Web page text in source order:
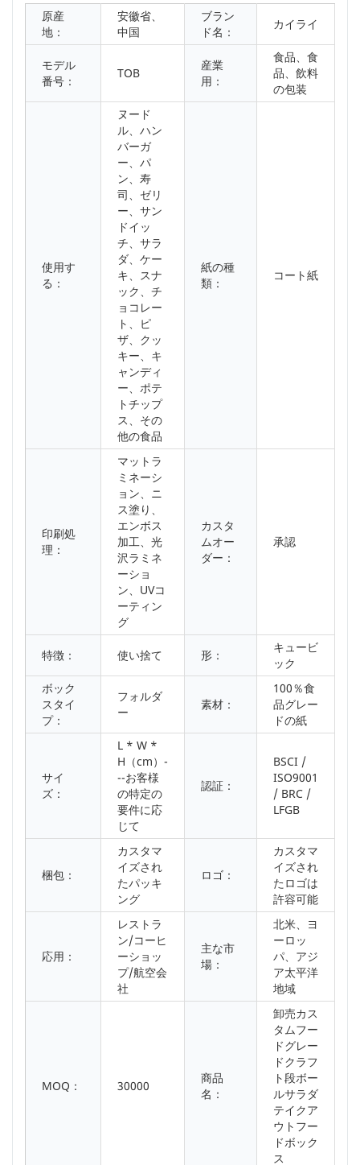
原産
地：
安徽省、
中国
ブラン
ド名：
カイライ
モデル
番号：
TOB
産業
用：
食品、食
品、飲料
の包装
使用す
る：
ヌード
ル、ハン
バーガ
ー、パ
ン、寿
司、ゼリ
ー、サン
ドイッ
チ、サラ
ダ、ケー
キ、スナ
ック、チ
ョコレー
ト、ピ
ザ、クッ
キー、キ
ャンディ
ー、ポテ
トチップ
ス、その
他の食品
紙の種
類：
コート紙
印刷処
理：
マットラ
ミネーシ
ョン、ニ
ス塗り、
エンボス
加工、光
沢ラミネ
ーショ
ン、UVコ
ーティン
グ
カスタ
ムオー
ダー：
承認
特徴： 使い捨て 形：
キュービ
ック
ボック
スタイ
プ：
フォルダ
ー
素材：
100％食
品グレー
ドの紙
サイ
ズ：
L * W *
H（cm）-
--お客様
の特定の
要件に応
じて
認証：
BSCI /
ISO9001
/ BRC /
LFGB
梱包：
カスタマ
イズされ
たパッキ
ング
ロゴ：
カスタマ
イズされ
たロゴは
許容可能
応用：
レストラ
ン/コーヒ
ーショッ
プ/航空会
社
主な市
場：
北米、ヨ
ーロッ
パ、アジ
ア太平洋
地域
MOQ： 30000
商品
名：
卸売カス
タムフー
ドグレー
ドクラフ
ト段ボー
ルサラダ
テイクア
ウトフー
ドボック
ス